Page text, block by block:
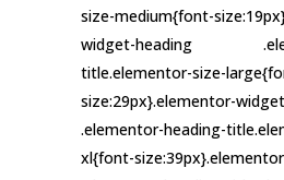
size-medium{font-
widget-heading
title.elementor-size-
size:29px}.elementor-
.elementor-heading-
xl{font-